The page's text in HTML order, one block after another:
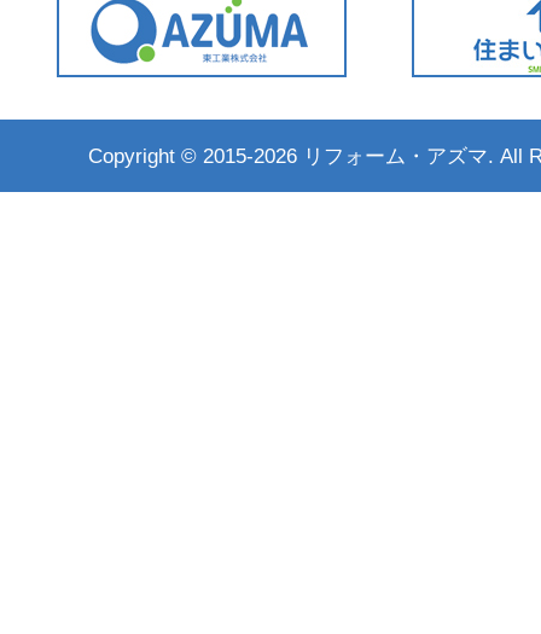
Copyright © 2015-2026 リフォーム・アズマ. All